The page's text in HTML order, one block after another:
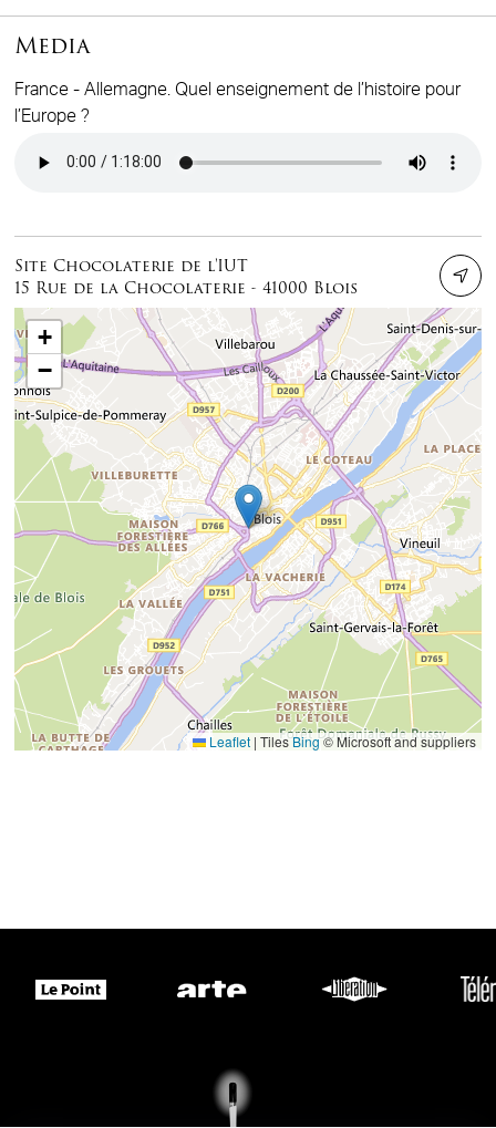
Media
France - Allemagne. Quel enseignement de l’histoire pour
l’Europe ?
Site Chocolaterie de l'IUT
15 Rue de la Chocolaterie - 41000 Blois
+
−
Leaflet | TilesBing© Microsoft and suppliers